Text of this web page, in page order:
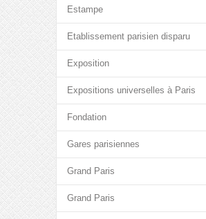
Estampe
Etablissement parisien disparu
Exposition
Expositions universelles à Paris
Fondation
Gares parisiennes
Grand Paris
Grand Paris